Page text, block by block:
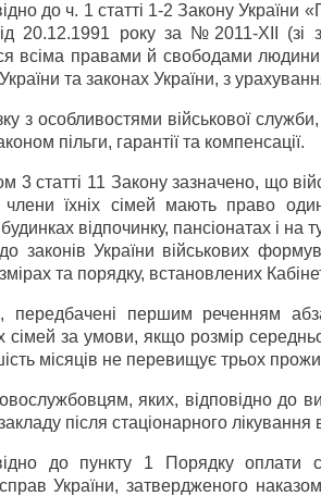
до ч. 1 статті 1-2 Закону України
20.12.1991 року за №2011-XII (зі
всіма правами й свободами
України та законах України, з
з особливостями військової
пільги, гарантії та компенсації.
3 статті 11 Закону зазначено, що
їхніх сімей мають право
відпочинку, пансіонатах і
законів України військових
та порядку, встановлених
передбачені першим реченням
сімей за умови, якщо розмір
місяців не перевищує трьох
яких, відповідно до
після стаціонарного
до пункту 1 Порядку оплати
України, затвердженого